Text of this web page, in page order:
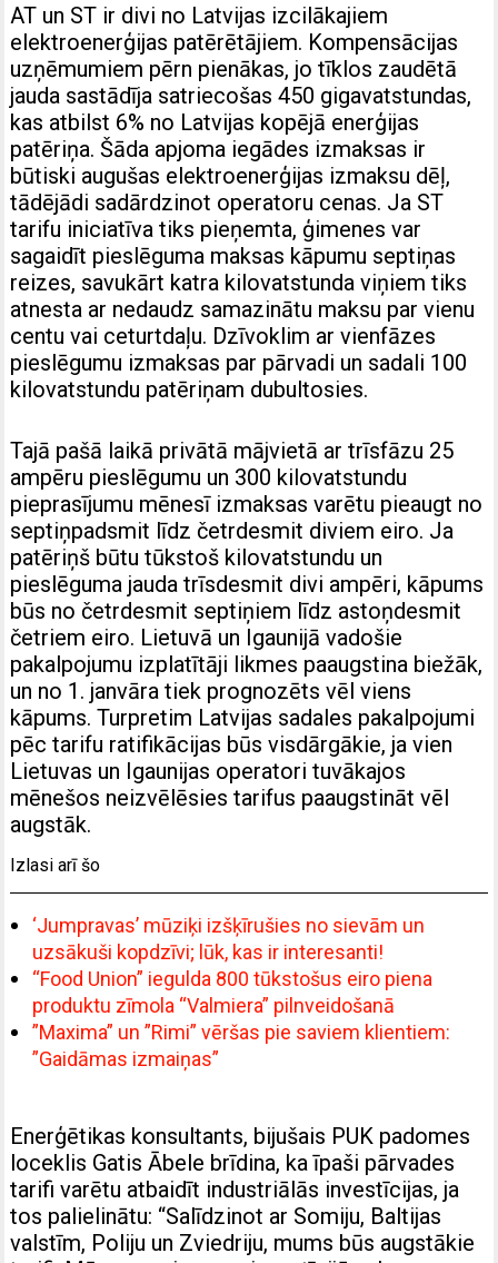
AT un ST ir divi no Latvijas izcilākajiem
elektroenerģijas patērētājiem. Kompensācijas
uzņēmumiem pērn pienākas, jo tīklos zaudētā
jauda sastādīja satriecošas 450 gigavatstundas,
kas atbilst 6% no Latvijas kopējā enerģijas
patēriņa. Šāda apjoma iegādes izmaksas ir
būtiski augušas elektroenerģijas izmaksu dēļ,
tādējādi sadārdzinot operatoru cenas. Ja ST
tarifu iniciatīva tiks pieņemta, ģimenes var
sagaidīt pieslēguma maksas kāpumu septiņas
reizes, savukārt katra kilovatstunda viņiem tiks
atnesta ar nedaudz samazinātu maksu par vienu
centu vai ceturtdaļu. Dzīvoklim ar vienfāzes
pieslēgumu izmaksas par pārvadi un sadali 100
kilovatstundu patēriņam dubultosies.
Tajā pašā laikā privātā mājvietā ar trīsfāzu 25
ampēru pieslēgumu un 300 kilovatstundu
pieprasījumu mēnesī izmaksas varētu pieaugt no
septiņpadsmit līdz četrdesmit diviem eiro. Ja
patēriņš būtu tūkstoš kilovatstundu un
pieslēguma jauda trīsdesmit divi ampēri, kāpums
būs no četrdesmit septiņiem līdz astoņdesmit
četriem eiro. Lietuvā un Igaunijā vadošie
pakalpojumu izplatītāji likmes paaugstina biežāk,
un no 1. janvāra tiek prognozēts vēl viens
kāpums. Turpretim Latvijas sadales pakalpojumi
pēc tarifu ratifikācijas būs visdārgākie, ja vien
Lietuvas un Igaunijas operatori tuvākajos
mēnešos neizvēlēsies tarifus paaugstināt vēl
augstāk.
Izlasi arī šo
‘Jumpravas’ mūziķi izšķīrušies no sievām un
uzsākuši kopdzīvi; lūk, kas ir interesanti!
“Food Union” iegulda 800 tūkstošus eiro piena
produktu zīmola “Valmiera” pilnveidošanā
”Maxima” un ”Rimi” vēršas pie saviem klientiem:
”Gaidāmas izmaiņas”
Enerģētikas konsultants, bijušais PUK padomes
loceklis Gatis Ābele brīdina, ka īpaši pārvades
tarifi varētu atbaidīt industriālās investīcijas, ja
tos palielinātu: “Salīdzinot ar Somiju, Baltijas
valstīm, Poliju un Zviedriju, mums būs augstākie